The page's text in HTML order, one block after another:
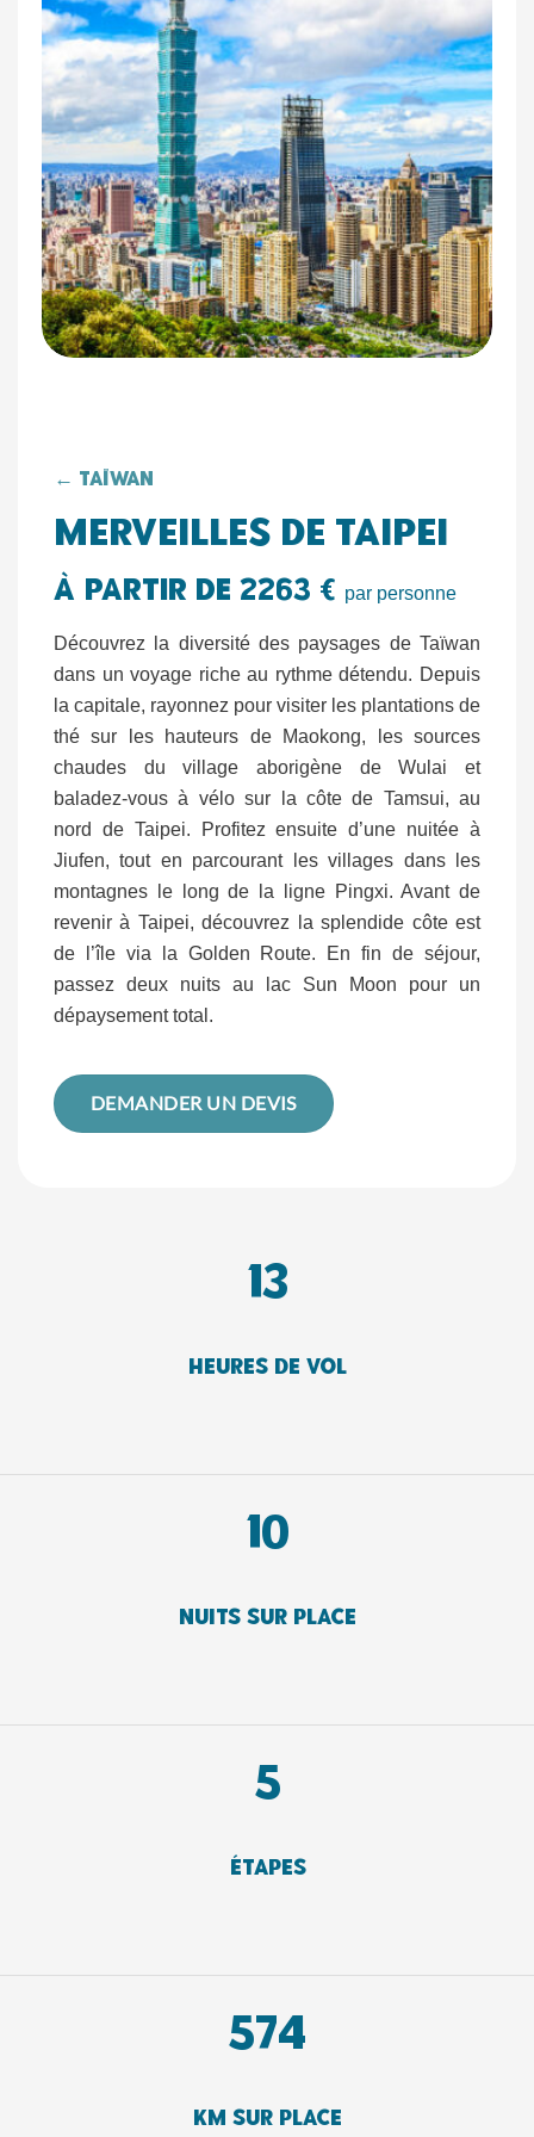
← Taïwan
Merveilles de taipei
à partir de 2263 € par personne
Découvrez la diversité des paysages de Taïwan
dans un voyage riche au rythme détendu. Depuis
la capitale, rayonnez pour visiter les plantations de
thé sur les hauteurs de Maokong, les sources
chaudes du village aborigène de Wulai et
baladez-vous à vélo sur la côte de Tamsui, au
nord de Taipei. Profitez ensuite d’une nuitée à
Jiufen, tout en parcourant les villages dans les
montagnes le long de la ligne Pingxi. Avant de
revenir à Taipei, découvrez la splendide côte est
de l’île via la Golden Route. En fin de séjour,
passez deux nuits au lac Sun Moon pour un
dépaysement total.
DEMANDER UN DEVIS
13
heures de vol
10
Nuits sur place
5
Étapes
575
KM sur place